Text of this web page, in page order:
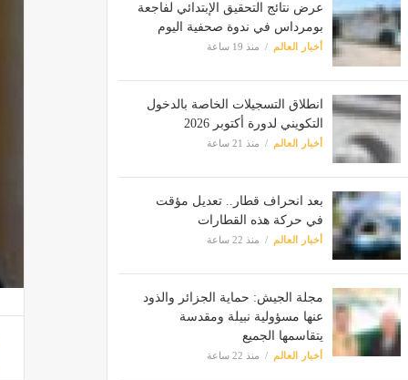
عرض نتائج التحقيق الإبتدائي لفاجعة
بومرداس في ندوة صحفية اليوم
أخبار العالم منذ 19 ساعة
انطلاق التسجيلات الخاصة بالدخول
التكويني لدورة أكتوبر 2026
أخبار العالم منذ 21 ساعة
بعد انحراف قطار.. تعديل مؤقت
في حركة هذه القطارات
أخبار العالم منذ 22 ساعة
مجلة الجيش: حماية الجزائر والذود
عنها مسؤولية نبيلة ومقدسة
يتقاسمها الجميع
أخبار العالم منذ 22 ساعة